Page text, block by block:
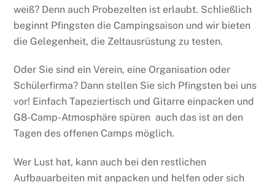
weiß? Denn auch Probezelten ist erlaubt. Schließlich
beginnt Pfingsten die Campingsaison und wir bieten
die Gelegenheit, die Zeltausrüstung zu testen.
Oder Sie sind ein Verein, eine Organisation oder
Schülerfirma? Dann stellen Sie sich Pfingsten bei uns
vor! Einfach Tapeziertisch und Gitarre einpacken und
G8-Camp-Atmosphäre spüren  auch das ist an den
Tagen des offenen Camps möglich.
Wer Lust hat, kann auch bei den restlichen
Aufbauarbeiten mit anpacken und helfen oder sich